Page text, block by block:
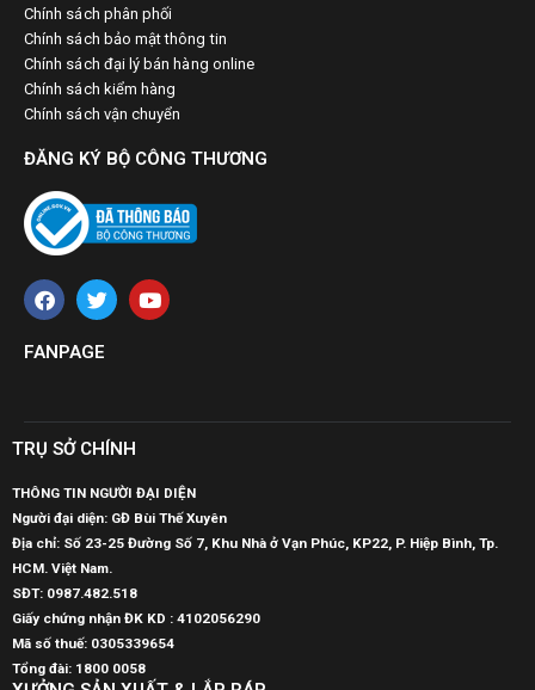
Chính sách phân phối
Chính sách bảo mật thông tin
Chính sách đại lý bán hàng online
Chính sách kiểm hàng
Chính sách vận chuyển
ĐĂNG KÝ BỘ CÔNG THƯƠNG
FANPAGE
TRỤ SỞ CHÍNH
THÔNG TIN NGƯỜI ĐẠI DIỆN
Người đại diện: GĐ Bùi Thế Xuyên
Địa chỉ: Số 23-25 Đường Số 7, Khu Nhà ở Vạn Phúc, KP22, P. Hiệp Bình, Tp.
HCM. Việt Nam.
SĐT: 0987.482.518
Giấy chứng nhận ĐK KD : 4102056290
Mã số thuế: 0305339654
Tổng đài: 1800 0058